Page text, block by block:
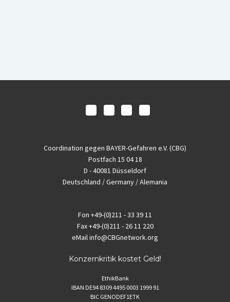
Coordination gegen BAYER-Gefahren e.V. (CBG)
Postfach 15 04 18
D - 40081 Düsseldorf
Deutschland / Germany / Alemania
Fon +49-(0)211 - 33 39 11
Fax+49-(0)211 - 26 11 220
eMailinfo@CBGnetwork.org
Konzernkritik kostet Geld!
EthikBank
IBAN DE94 8309 4495 0003 1999 91
BIC GENODEF1ETK